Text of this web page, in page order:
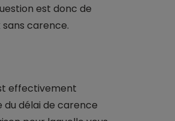
est donc de
carence.
effectivement
du délai de carence